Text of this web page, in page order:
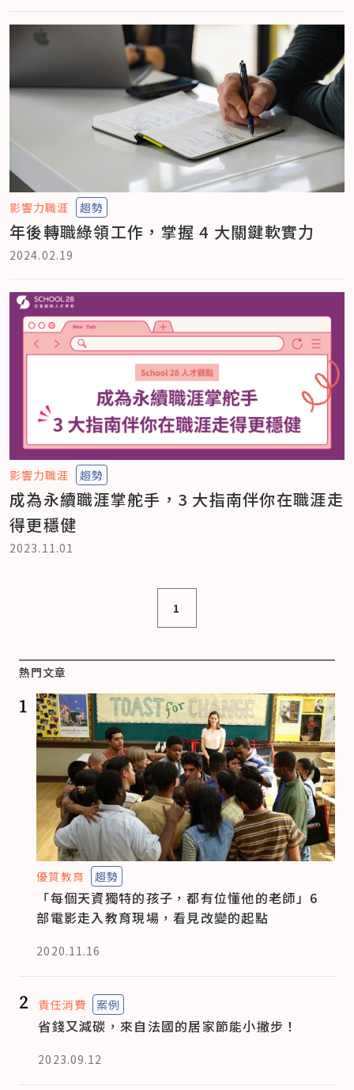
影響力職涯 趨勢
年後轉職綠領工作，掌握 4 大關鍵軟實力
2024.02.19
影響力職涯 趨勢
成為永續職涯掌舵手，3 大指南伴你在職涯走
得更穩健
2023.11.01
1
熱門文章
1
優質教育 趨勢
「每個天資獨特的孩子，都有位懂他的老師」6
部電影走入教育現場，看見改變的起點
2020.11.16
2 責任消費 案例
省錢又減碳，來自法國的居家節能小撇步！
2023.09.12